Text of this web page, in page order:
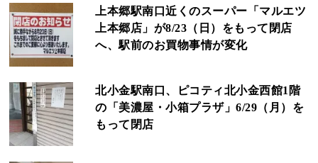
上本郷駅南口近くのスーパー「マルエツ
上本郷店」が8/23（日）をもって閉店
へ、駅前のお買物事情が変化
北小金駅南口、ピコティ北小金西館1階
の「美濃屋・小箱プラザ」6/29（月）を
もって閉店